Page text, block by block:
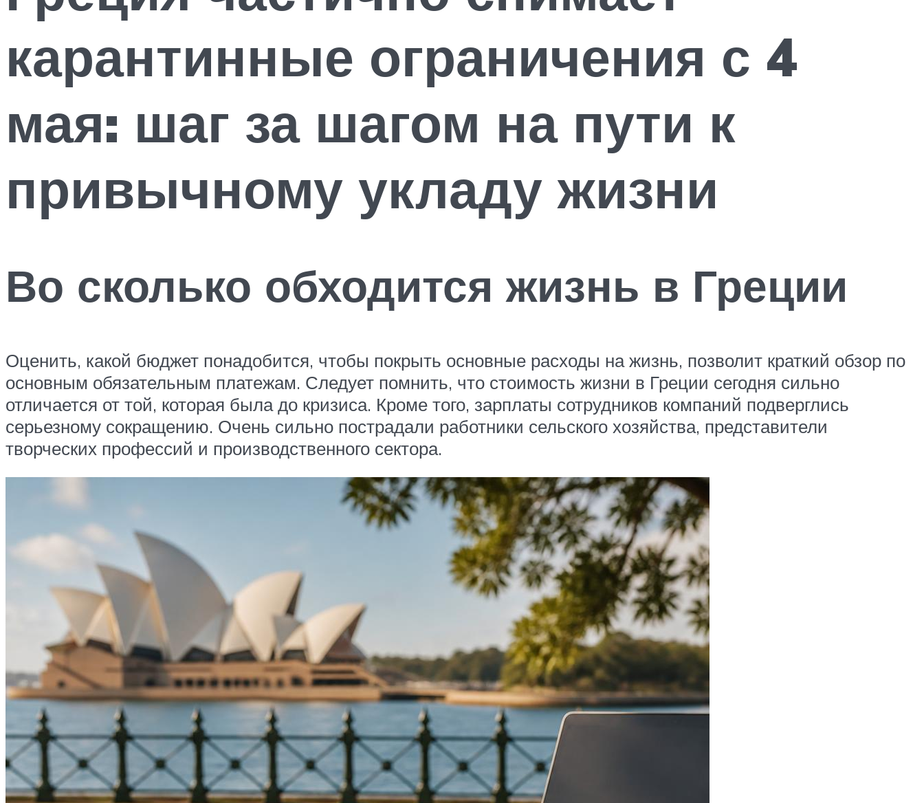
карантинные ограничения с 4
мая: шаг за шагом на пути к
привычному укладу жизни
Во сколько обходится жизнь в Греции
Оценить, какой бюджет понадобится, чтобы покрыть основные расходы на жизнь, позволит краткий обзор по
основным обязательным платежам. Следует помнить, что стоимость жизни в Греции сегодня сильно
отличается от той, которая была до кризиса. Кроме того, зарплаты сотрудников компаний подверглись
серьезному сокращению. Очень сильно пострадали работники сельского хозяйства, представители
творческих профессий и производственного сектора.